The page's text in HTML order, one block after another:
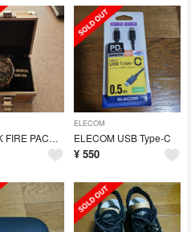
G-SHOCK FIRE PACKAGE'22
ELECOM
ELECOM USB Type-C
¥ 550